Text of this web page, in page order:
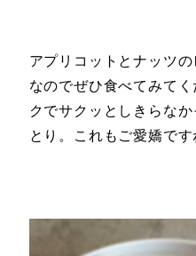
アプリコットとナッツ
なのでぜひ食べてみて
クでサクッとしきらな
とり。これもご愛嬌です